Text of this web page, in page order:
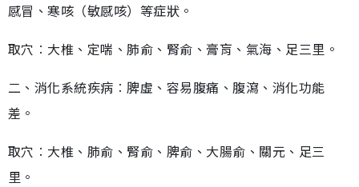
感冒、寒咳（敏感咳）等症狀。
取穴︰大椎、定喘、肺俞、腎俞、膏肓、氣海、足三里。
二、消化系統疾病︰脾虛、容易腹痛、腹瀉、消化功能
差。
取穴︰大椎、肺俞、腎俞、脾俞、大腸俞、關元、足三
里。